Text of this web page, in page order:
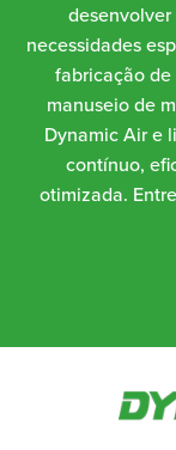
necessidades
fabricação
manuseio de
Dynamic Air e
contínuo,
otimizada.